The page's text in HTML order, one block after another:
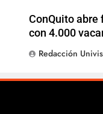
ConQuito abre
con 4.000
Redacción